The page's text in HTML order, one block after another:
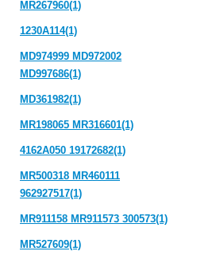
MR267960(1)
1230A114(1)
MD974999 MD972002
MD997686(1)
MD361982(1)
MR198065 MR316601(1)
4162A050 19172682(1)
MR500318 MR460111
962927517(1)
MR911158 MR911573 300573(1)
MR527609(1)